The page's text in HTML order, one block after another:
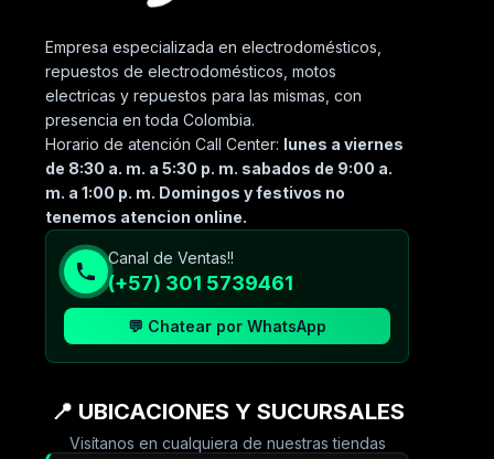
Empresa especializada en electrodomésticos,
repuestos de electrodomésticos, motos
electricas y repuestos para las mismas, con
presencia en toda Colombia.
Horario de atención Call Center: lunes a viernes
de 8:30 a. m. a 5:30 p. m. sabados de 9:00 a.
m. a 1:00 p. m. Domingos y festivos no
tenemos atencion online.
Canal de Ventas!!
(+57) 301 5739461
💬 Chatear por WhatsApp
📍 UBICACIONES Y SUCURSALES
Visítanos en cualquiera de nuestras tiendas